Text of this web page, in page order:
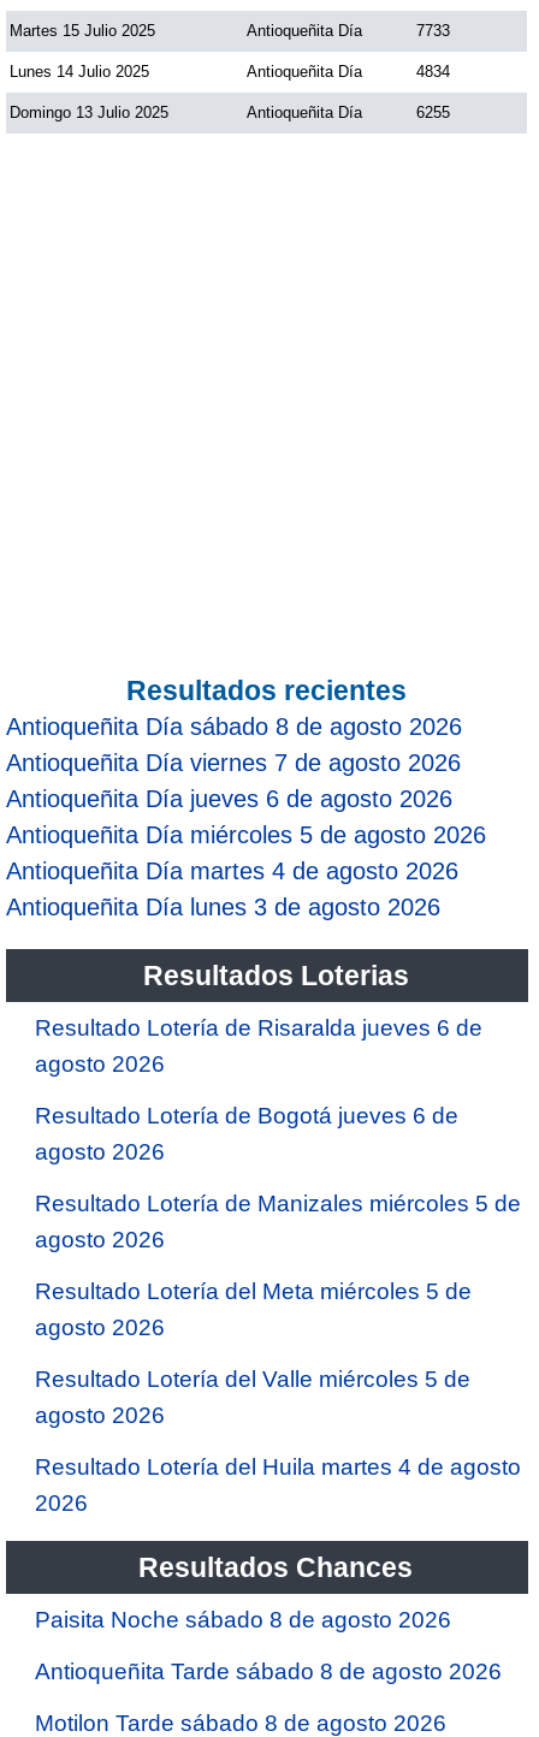
Pick 4 Noche
Pijao de Oro
Martes 15 Julio 2025 Antioqueñita Día 7733
Lunes 14 Julio 2025 Antioqueñita Día 4834
Domingo 13 Julio 2025 Antioqueñita Día 6255
Resultados recientes
Antioqueñita Día sábado 8 de agosto 2026
Antioqueñita Día viernes 7 de agosto 2026
Antioqueñita Día jueves 6 de agosto 2026
Antioqueñita Día miércoles 5 de agosto 2026
Antioqueñita Día martes 4 de agosto 2026
Antioqueñita Día lunes 3 de agosto 2026
Resultados Loterias
Resultado Lotería de Risaralda jueves 6 de
agosto 2026
Resultado Lotería de Bogotá jueves 6 de
agosto 2026
Resultado Lotería de Manizales miércoles 5 de
agosto 2026
Resultado Lotería del Meta miércoles 5 de
agosto 2026
Resultado Lotería del Valle miércoles 5 de
agosto 2026
Resultado Lotería del Huila martes 4 de agosto
2026
Resultados Chances
Paisita Noche sábado 8 de agosto 2026
Antioqueñita Tarde sábado 8 de agosto 2026
Motilon Tarde sábado 8 de agosto 2026